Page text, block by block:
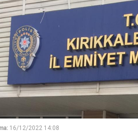
16/12/2022 14:08